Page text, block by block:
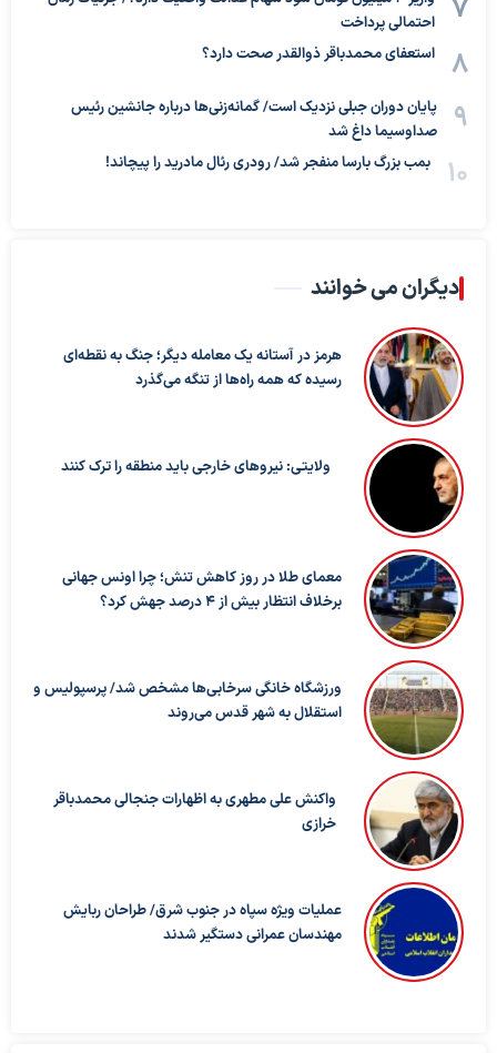
احتمالی پرداخت
استعفای محمدباقر ذوالقدر صحت دارد؟
پایان دوران جبلی نزدیک است/ گمانه‌زنی‌ها درباره جانشین رئیس
صداوسیما داغ شد
بمب بزرگ بارسا منفجر شد/ رودری رئال مادرید را پیچاند!
دیگران می خوانند
هرمز در آستانه یک معامله دیگر؛ جنگ به نقطه‌ای
رسیده که همه راه‌ها از تنگه می‌گذرد
ولایتی: نیروهای خارجی باید منطقه را ترک کنند
معمای طلا در روز کاهش تنش؛ چرا اونس جهانی
برخلاف انتظار بیش از ۴ درصد جهش کرد؟
ورزشگاه خانگی سرخابی‌ها مشخص شد/ پرسپولیس و
استقلال به شهر قدس می‌روند
واکنش علی مطهری به اظهارات جنجالی محمدباقر
خرازی
عملیات ویژه سپاه در جنوب شرق/ طراحان ربایش
مهندسان عمرانی دستگیر شدند